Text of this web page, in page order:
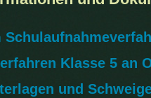
Klasse 5 an
und